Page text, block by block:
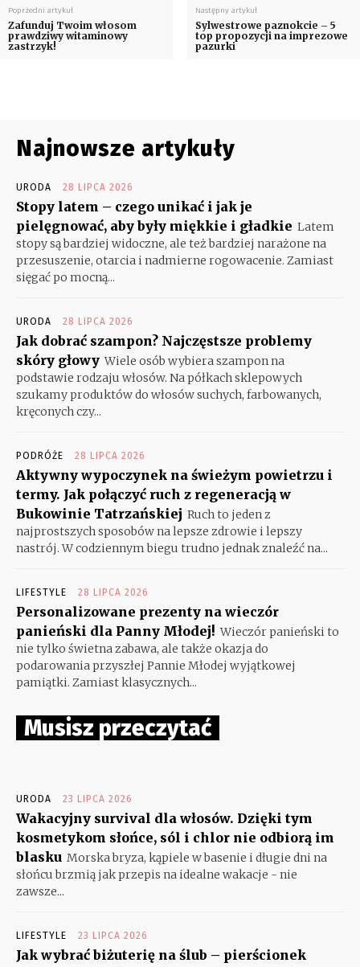
Poprzedni artykuł
Zafunduj Twoim włosom
prawdziwy witaminowy
zastrzyk!
Następny artykuł
Sylwestrowe paznokcie – 5
top propozycji na imprezowe
pazurki
Najnowsze artykuły
URODA 28 LIPCA 2026
Stopy latem – czego unikać i jak je
pielęgnować, aby były miękkie i gładkie Latem
stopy są bardziej widoczne, ale też bardziej narażone na
przesuszenie, otarcia i nadmierne rogowacenie. Zamiast
sięgać po mocną...
URODA 28 LIPCA 2026
Jak dobrać szampon? Najczęstsze problemy
skóry głowy Wiele osób wybiera szampon na
podstawie rodzaju włosów. Na półkach sklepowych
szukamy produktów do włosów suchych, farbowanych,
kręconych czy...
PODRÓŻE 28 LIPCA 2026
Aktywny wypoczynek na świeżym powietrzu i
termy. Jak połączyć ruch z regeneracją w
Bukowinie Tatrzańskiej Ruch to jeden z
najprostszych sposobów na lepsze zdrowie i lepszy
nastrój. W codziennym biegu trudno jednak znaleźć na...
LIFESTYLE 28 LIPCA 2026
Personalizowane prezenty na wieczór
panieński dla Panny Młodej! Wieczór panieński to
nie tylko świetna zabawa, ale także okazja do
podarowania przyszłej Pannie Młodej wyjątkowej
pamiątki. Zamiast klasycznych...
Musisz przeczytać
URODA 23 LIPCA 2026
Wakacyjny survival dla włosów. Dzięki tym
kosmetykom słońce, sól i chlor nie odbiorą im
blasku Morska bryza, kąpiele w basenie i długie dni na
słońcu brzmią jak przepis na idealne wakacje - nie
zawsze...
LIFESTYLE 23 LIPCA 2026
Jak wybrać biżuterię na ślub – pierścionek